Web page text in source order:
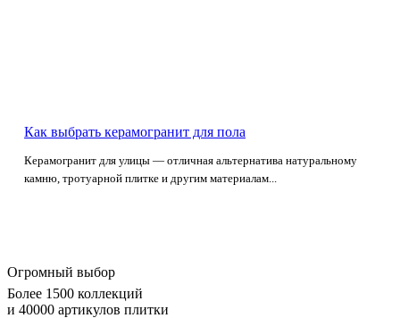
Как выбрать керамогранит для пола
Керамогранит для улицы — отличная альтернатива натуральному
камню, тротуарной плитке и другим материалам...
Огромный выбор
Более 1500 коллекций
и 40000 артикулов плитки